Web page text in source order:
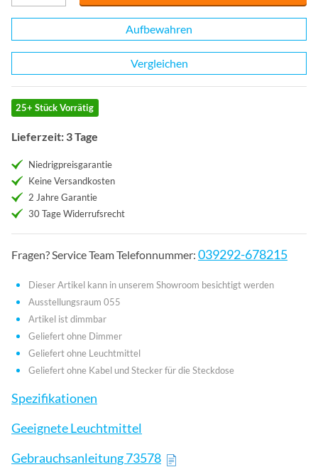
Aufbewahren
Vergleichen
25+ Stück Vorrätig
Lieferzeit: 3 Tage
Niedrigpreisgarantie
Keine Versandkosten
2 Jahre Garantie
30 Tage Widerrufsrecht
Fragen? Service Team Telefonnummer: 039292-678215
Dieser Artikel kann in unserem Showroom besichtigt werden
Ausstellungsraum 055
Artikel ist dimmbar
Geliefert ohne Dimmer
Geliefert ohne Leuchtmittel
Geliefert ohne Kabel und Stecker für die Steckdose
Spezifikationen
Geeignete Leuchtmittel
Gebrauchsanleitung 73578